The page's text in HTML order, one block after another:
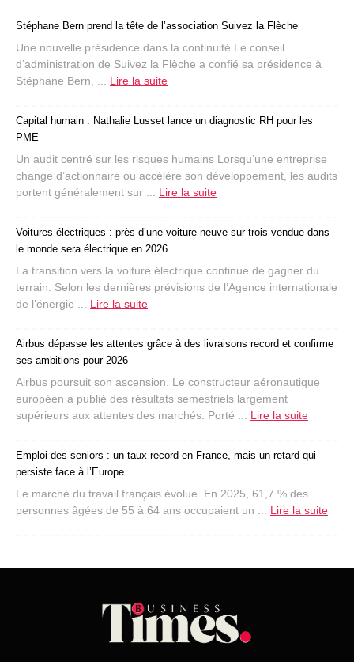
Stéphane Bern prend la tête de l’association Suivez la Flèche
Une nouvelle présidence dans la continuité Le conseil
d’administration de Suivez la Flèche a confié sa présidence à
Stéphane Bern, ... Lire la suite
Capital humain : Nathalie Lusset lance un diagnostic RH pour les
PME
Un audit centré sur les risques humains Lorsqu’une entreprise
change d’actionnaire ou accélère son développement, les audits
portent généralement sur ... Lire la suite
Voitures électriques : près d’une voiture neuve sur trois vendue dans
le monde sera électrique en 2026
La transition vers la voiture électrique continue de gagner du
terrain. Selon les dernières prévisions de l’Agence internationale
de l’énergie ... Lire la suite
Airbus dépasse les attentes grâce à des livraisons record et confirme
ses ambitions pour 2026
Airbus poursuit son ascension. Le constructeur aéronautique
européen a publié des résultats semestriels largement
supérieurs aux attentes des marchés. Porté ... Lire la suite
Emploi des seniors : un taux record en France, mais un retard qui
persiste face à l’Europe
Le marché du travail français évolue. En 2025, 61,7 % des
personnes âgées de 55 à 64 ans occupaient un ... Lire la suite